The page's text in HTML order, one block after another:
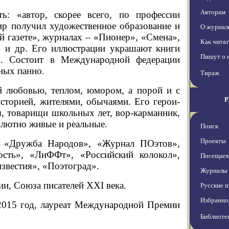
«автор, скорее всего, по профессии
художественное образование и
газете», журналах – «Пионер», «Смена»,
и др. Его иллюстрации украшают книги
Состоит в Международной федерации
панно.
любовью, теплом, юмором, а порой и с
жителями, обычаями. Его герои-
товарищи школьных лет, вор-карманник,
живые и реальные.
«Дружба Народов», «Журнал ПОэтов»,
«ЛиФФт», «Российский колокол»,
«Поэтоград».
Союза писателей ХХI века.
год, лауреат Международной Премии
Авторам
О
Как
Пишут о
Тираж
Поиск
Проекты
Журналы
Русские